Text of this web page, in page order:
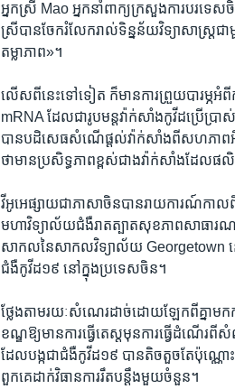
អ្នកស្រី​ Mao អ្នកនាំពាក្យ​ក្រសួង​ការបរទេ
ស្រី​បាន​ចែក​រំលែក​រាល់​ទិន្នន័យ​វិទ្យាសាស្
តម្លាភាព»។
លើស​ពី​នេះ​ទៅ​ទៀត ក៏​មាន​ការព្រួយ​បារម្ភ​អំពី​
mRNA ដែល​ជា​រូបមន្ត​វ៉ាក់សាំង​កូវីដ​ប្រ
បាន​បដិសេធ​សំណើផ្ដល់​វ៉ាក់សាំង​ពី​សហភាព​អឺ
ថា​មាន​ប្រសិទ្ធភាពខ្ពស់​ជាង​វ៉ាក់សាំង​ដែល​
វីអូអេ​ផ្សាយ​ជា​ភាសា​ចិន​បាន​រាយការណ៍​កាល​
មហាវិទ្យាល័យ​ជំងឺរាតត្បាត​សុខភាព​សាធារ
សាកល​នៃ​សាកល​វិទ្យាល័យ Georgetown ន
ជំងឺកូវីដ១៩ នៅ​ក្នុង​ប្រទេស​ចិន។
ថ្លែង​តាម​រយៈ​សំណេរ​ដាច់ដោយឡែក​ពី​គ្នា​មក​
ខណ្ឌ​ឱ្យ​មាន​ការ​ធ្វើ​តេស្ត​មុន​ការ​ធ្វើ​ដំណើ
ដែល​បង្ក​ជា​ជំងឺ​កូវីដ១៩ ​បាន​តិច​តួច​តែ​ប៉ុណ្ណោ
ពួក​គេ​ដាក់​វិធានការរឹតបន្ដឹង​មួយ​ចំនួន។